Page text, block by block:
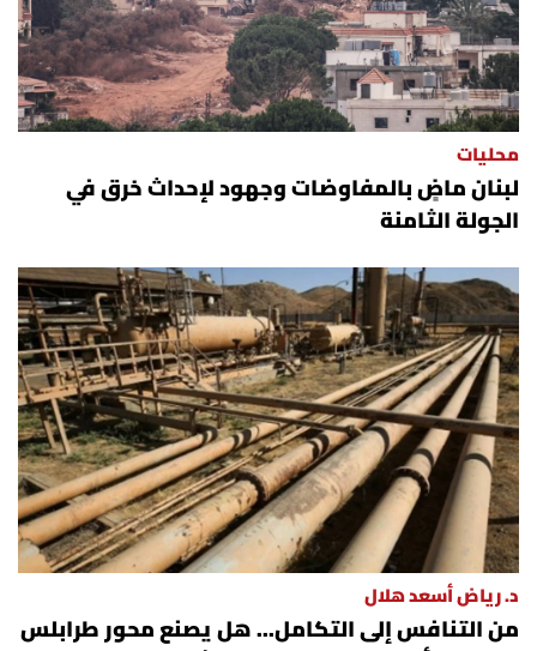
محليات
لبنان ماضٍ بالمفاوضات وجهود لإحداث خرق في
الجولة الثامنة
د. رياض أسعد هلال
من التنافس إلى التكامل... هل يصنع محور طرابلس